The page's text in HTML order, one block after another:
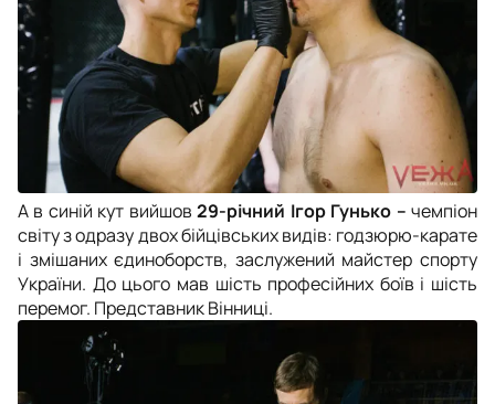
А в синій кут вийшов29-річний Ігор Гунько – чемпіон
світу з одразу двох бійцівських видів: годзюрю-карате
і змішаних єдиноборств, заслужений майстер спорту
України. До цього мав шість професійних боїв і шість
перемог. Представник Вінниці.